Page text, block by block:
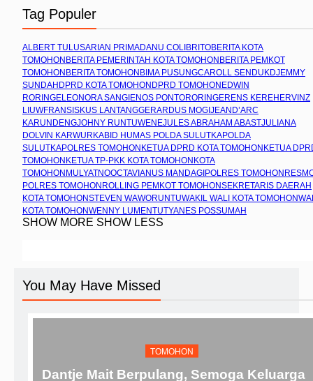
Tag Populer
ALBERT TULUSARIAN PRIMADANU COLIBRITOBERITA KOTA
TOMOHON BERITA PEMERINTAH KOTA TOMOHON BERITA PEMKOT
TOMOHON BERITA TOMOHON BIMA PUSUNGCAROLL SENDUKDJEMMY
SUNDAH DPRD KOTA TOMOHON DPRD TOMOHON EDWIN
RORINGELEONORA SANGI ENOS PONTORORINGERENS KEREH ERVINZ
LIUWFRANSISKUS LANTANGGERARDUS MOGI JEAND’ARC
KARUNDENGJOHNY RUNTUWENEJULES ABRAHAM ABASTJULIANA
DOLVIN KARWUR KABID HUMAS POLDA SULUTKAPOLDA
SULUTKAPOLRES TOMOHON KETUA DPRD KOTA TOMOHON KETUA
TOMOHON KETUA TP-PKK KOTA TOMOHON KOTA
TOMOHON MULYATNOOCTAVIANUS MANDAGI POLRES TOMOHON
POLRES TOMOHON ROLLING PEMKOT TOMOHONSEKRETARIS DAERAH
KOTA TOMOHONSTEVEN WAWORUNTUWAKIL WALI KOTA TOMOHON
KOTA TOMOHONWENNY LUMENTUTYANES POSSUMAH
SHOW MORE SHOW LESS
You May Have Missed
TOMOHON
Dantje Mait Berpulang, Semoga Keluarga